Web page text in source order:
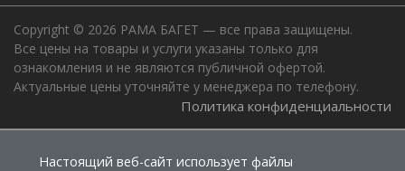
Copyright © 2026 РАМА БАГЕТ — все права защищены.
Все цены на товары и услуги указаны только для
ознакомления и не являются публичной офертой.
Актуальные цены уточняйте у менеджера по телефону.
Политика конфиденциальности
Настоящий веб-сайт использует файлы